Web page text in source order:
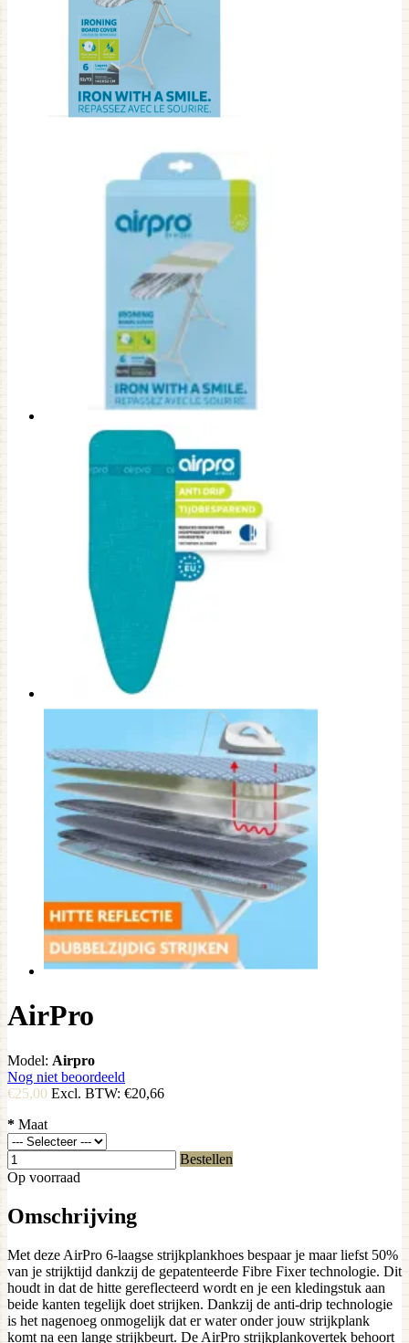
AirPro
Model: Airpro
Nog niet beoordeeld
€25,00 Excl. BTW: €20,66
* Maat
Bestellen
Op voorraad
Omschrijving
Met deze AirPro 6-laagse strijkplankhoes bespaar je maar liefst 50%
van je strijktijd dankzij de gepatenteerde Fibre Fixer technologie. Dit
houdt in dat de hitte gereflecteerd wordt en je een kledingstuk aan
beide kanten tegelijk doet strijken. Dankzij de anti-drip technologie
is het nagenoeg onmogelijk dat er water onder jouw strijkplank
komt na een lange strijkbeurt. De AirPro strijkplankovertek behoort